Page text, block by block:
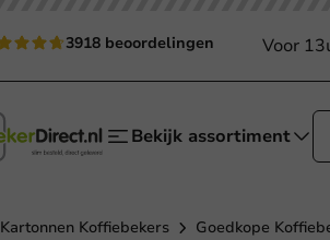
3918 beoordelingen Voor
Bekijk assortiment
Kartonnen Koffiebekers Goedkope